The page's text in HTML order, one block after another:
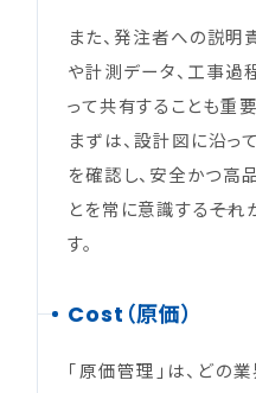
また、発注者への説明
や計測データ、工事過
って共有することも重要
まずは、設計図に沿っ
を確認し、安全かつ高
とを常に意識する――そ
す。
Cost（原価）
「原価管理」は、どの